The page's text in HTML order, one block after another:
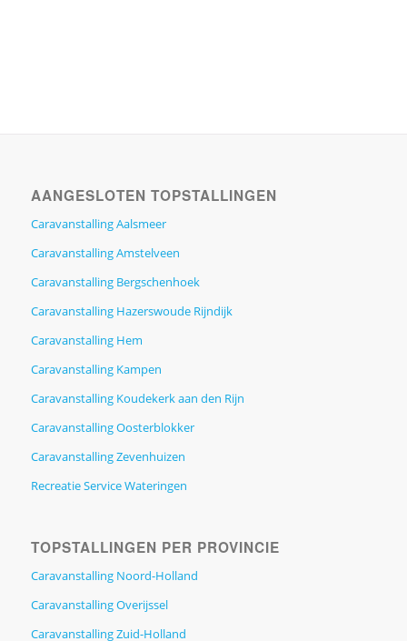
AANGESLOTEN TOPSTALLINGEN
Caravanstalling Aalsmeer
Caravanstalling Amstelveen
Caravanstalling Bergschenhoek
Caravanstalling Hazerswoude Rijndijk
Caravanstalling Hem
Caravanstalling Kampen
Caravanstalling Koudekerk aan den Rijn
Caravanstalling Oosterblokker
Caravanstalling Zevenhuizen
Recreatie Service Wateringen
TOPSTALLINGEN PER PROVINCIE
Caravanstalling Noord-Holland
Caravanstalling Overijssel
Caravanstalling Zuid-Holland